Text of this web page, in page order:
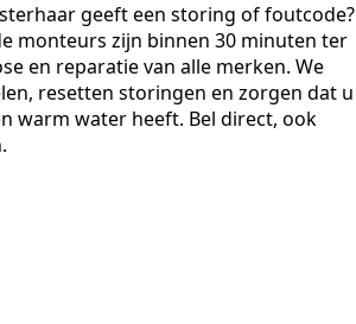
geeft een storing of foutcode?
monteurs zijn binnen 30 minuten ter
en reparatie van alle merken. We
resetten storingen en zorgen dat u
warm water heeft. Bel direct, ook